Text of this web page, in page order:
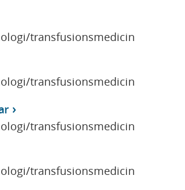
transfusionsmedicin
transfusionsmedicin
transfusionsmedicin
transfusionsmedicin